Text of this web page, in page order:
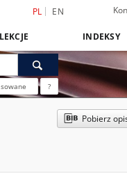
PL EN
INDEKSY
?
Pobierz